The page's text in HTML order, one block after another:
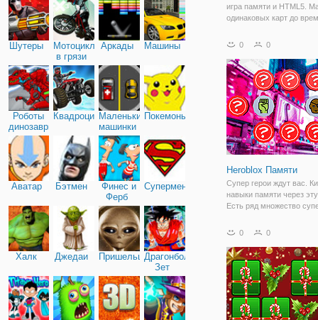
Шутеры
Мотоциклы
в грязи
Аркады Машины
Роботы
динозавры
КвадроциклыМаленькие
машинки
Покемоны
Аватар Бэтмен
Финес и
Ферб
Супермен
Халк Джедаи ПришельцыДрагонболл
Зет
игра памяти и HTML5.
одинаковых карт до
уровней с постепенно
сложности, и игра
подходит для мобильных
устройств.
0 0
Heroblox Памяти
Супер герои ждут вас.
навыки памяти через эту
Есть ряд множество
соответствовать друг
иметь тот же символ или
запомнить
0 0